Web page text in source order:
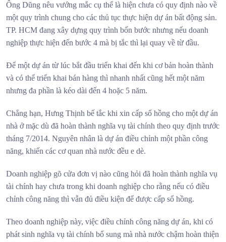
Ông Dũng nêu vướng mắc cụ thể là hiện chưa có quy định nào về
một quy trình chung cho các thủ tục thực hiện dự án bất động sản.
TP. HCM đang xây dựng quy trình bốn bước nhưng nếu doanh
nghiệp thực hiện đến bước 4 mà bị tắc thì lại quay về từ đầu.
Để một dự án từ lúc bắt đầu triển khai đến khi cơ bản hoàn thành
và có thể triển khai bán hàng thì nhanh nhất cũng hết một năm
nhưng đa phần là kéo dài đến 4 hoặc 5 năm.
Chẳng hạn, Hưng Thịnh bế tắc khi xin cấp sổ hồng cho một dự án
nhà ở mặc dù đã hoàn thành nghĩa vụ tài chính theo quy định trước
tháng 7/2014. Nguyên nhân là dự án điều chỉnh một phần công
năng, khiến các cơ quan nhà nước đều e dè.
Doanh nghiệp gõ cửa đơn vị nào cũng hỏi đã hoàn thành nghĩa vụ
tài chính hay chưa trong khi doanh nghiệp cho rằng nếu có điều
chỉnh công năng thì vẫn đủ điều kiện để được cấp sổ hồng.
Theo doanh nghiệp này, việc điều chỉnh công năng dự án, khi có
phát sinh nghĩa vụ tài chính bổ sung mà nhà nước chậm hoàn thiện